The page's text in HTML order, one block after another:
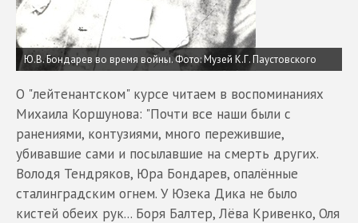
Ю.В. Бондарев во время войны. Фото: Музей К.Г. Паустовского
О "лейтенантском" курсе читаем в воспоминаниях
Михаила Коршунова: "Почти все наши были с
ранениями, контузиями, много пережившие,
убивавшие сами и посылавшие на смерть других.
Володя Тендряков, Юра Бондарев, опалённые
сталинградским огнем. У Юзека Дика не было
кистей обеих рук... Боря Балтер, Лёва Кривенко, Оля